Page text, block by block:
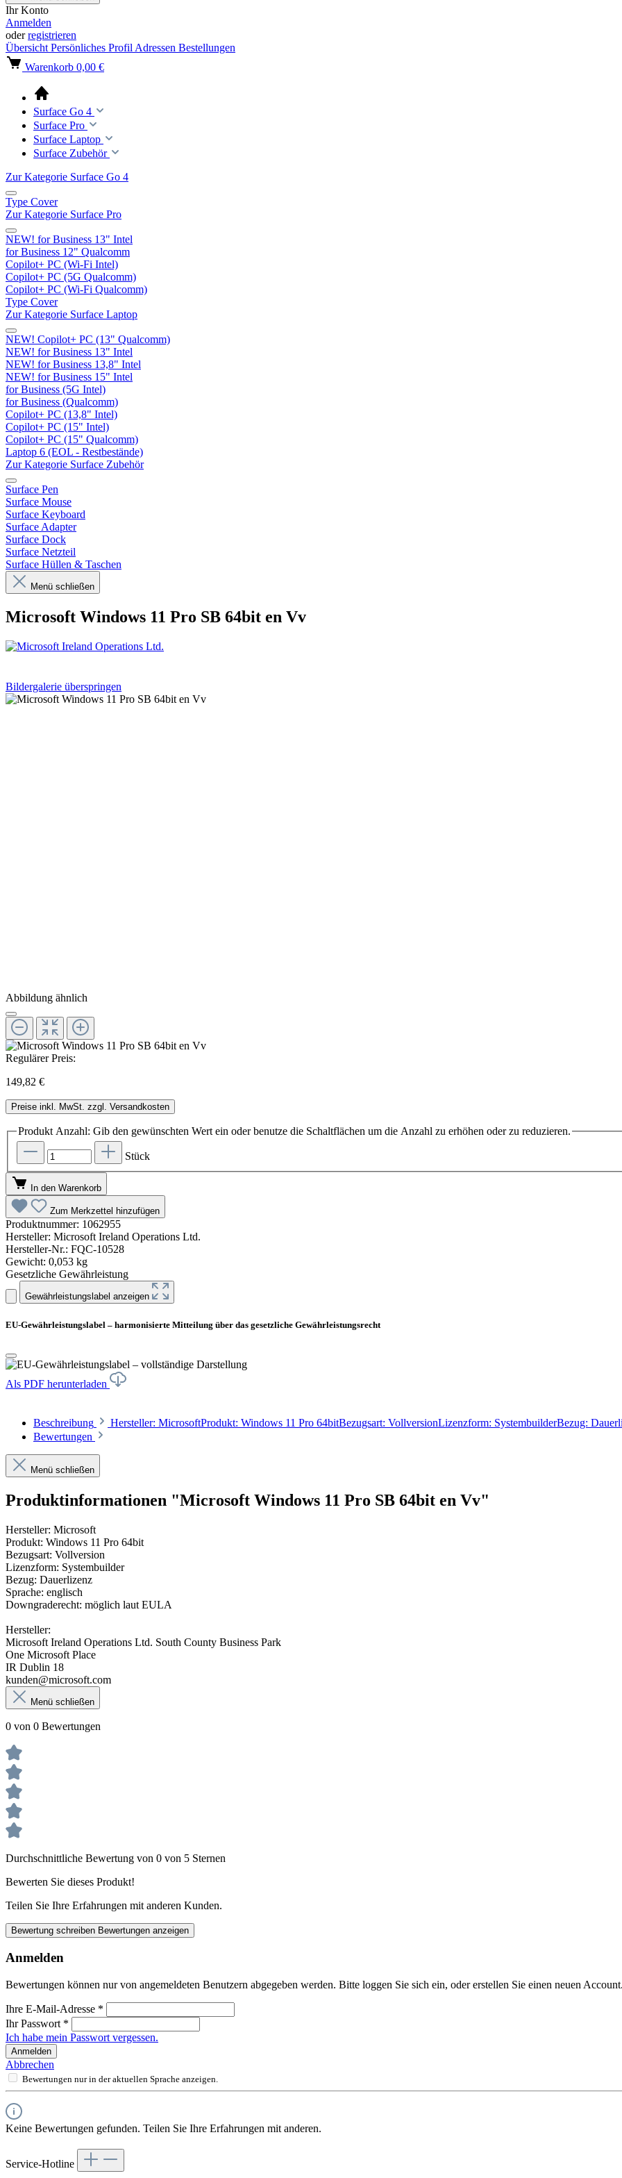
Ihr Konto
Anmelden
oderregistrieren
Übersicht Persönliches Profil Adressen Bestellungen
Warenkorb 0,00 €
Surface Go 4
Surface Pro
Surface Laptop
Surface Zubehör
Zur Kategorie Surface Go 4
Type Cover
Zur Kategorie Surface Pro
NEW! for Business 13" Intel
for Business 12" Qualcomm
Copilot+ PC (Wi-Fi Intel)
Copilot+ PC (5G Qualcomm)
Copilot+ PC (Wi-Fi Qualcomm)
Type Cover
Zur Kategorie Surface Laptop
NEW! Copilot+ PC (13" Qualcomm)
NEW! for Business 13" Intel
NEW! for Business 13,8" Intel
NEW! for Business 15" Intel
for Business (5G Intel)
for Business (Qualcomm)
Copilot+ PC (13,8" Intel)
Copilot+ PC (15" Intel)
Copilot+ PC (15" Qualcomm)
Laptop 6 (EOL - Restbestände)
Zur Kategorie Surface Zubehör
Surface Pen
Surface Mouse
Surface Keyboard
Surface Adapter
Surface Dock
Surface Netzteil
Surface Hüllen & Taschen
Menü schließen
Microsoft Windows 11 Pro SB 64bit en Vv
Bildergalerie überspringen
Abbildung ähnlich
Regulärer Preis:
149,82 €
Preise inkl. MwSt. zzgl. Versandkosten
Produkt Anzahl: Gib den gewünschten Wert ein oder benutze die Schaltflächen um die Anzahl zu erhöhen oder zu reduzieren.
Stück
In den Warenkorb
Zum Merkzettel hinzufügen
Produktnummer: 1062955
Hersteller: Microsoft Ireland Operations Ltd.
Hersteller-Nr.: FQC-10528
Gewicht: 0,053 kg
Gesetzliche Gewährleistung
Gewährleistungslabel anzeigen
EU-Gewährleistungslabel – harmonisierte Mitteilung über das gesetzliche Gewährleistungsrecht
Als PDF herunterladen
Beschreibung Hersteller: MicrosoftProdukt: Windows 11 Pro 64bitBezugsart: VollversionLizenzform: SystembuilderBezug:
Bewertungen
Menü schließen
Produktinformationen "Microsoft Windows 11 Pro SB 64bit en Vv"
Hersteller: Microsoft
Produkt: Windows 11 Pro 64bit
Bezugsart: Vollversion
Lizenzform: Systembuilder
Bezug: Dauerlizenz
Sprache: englisch
Downgraderecht: möglich laut EULA
Hersteller:
Microsoft Ireland Operations Ltd. South County Business Park
One Microsoft Place
IR Dublin 18
kunden@microsoft.com
Menü schließen
0 von 0 Bewertungen
Durchschnittliche Bewertung von 0 von 5 Sternen
Bewerten Sie dieses Produkt!
Teilen Sie Ihre Erfahrungen mit anderen Kunden.
Bewertung schreiben Bewertungen anzeigen
Anmelden
Bewertungen können nur von angemeldeten Benutzern abgegeben werden. Bitte loggen Sie sich ein, oder erstellen Sie einen neuen Account.
Ihre E-Mail-Adresse *
Ihr Passwort *
Ich habe mein Passwort vergessen.
Anmelden
Abbrechen
Bewertungen nur in der aktuellen Sprache anzeigen.
Keine Bewertungen gefunden. Teilen Sie Ihre Erfahrungen mit anderen.
Service-Hotline